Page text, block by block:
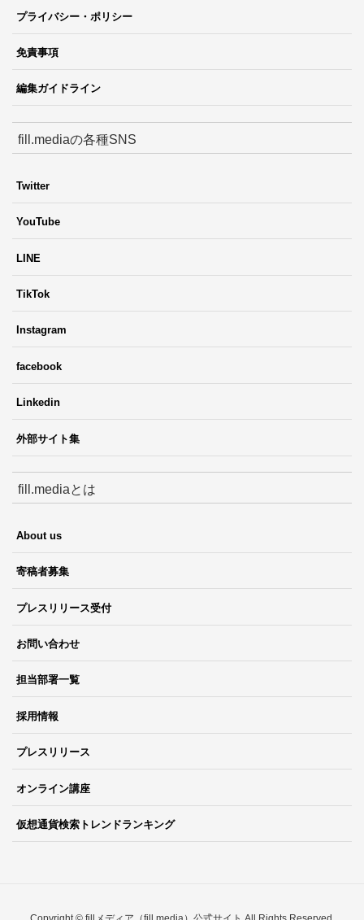
プライバシー・ポリシー
免責事項
編集ガイドライン
fill.mediaの各種SNS
Twitter
YouTube
LINE
TikTok
Instagram
facebook
Linkedin
外部サイト集
fill.mediaとは
About us
寄稿者募集
プレスリリース受付
お問い合わせ
担当部署一覧
採用情報
プレスリリース
オンライン講座
仮想通貨検索トレンドランキング